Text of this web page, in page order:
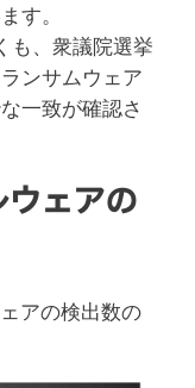
す。
も、衆議院選挙
ンサムウェア
一致が確認さ
ウェアの
アの検出数の